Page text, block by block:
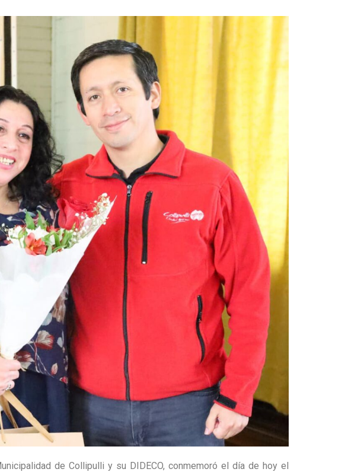
de Collipulli y su DIDECO, conmemoró el día de hoy el